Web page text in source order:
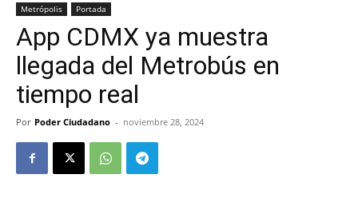
Metrópolis Portada
App CDMX ya muestra
llegada del Metrobús en
tiempo real
Por Poder Ciudadano - noviembre 28, 2024